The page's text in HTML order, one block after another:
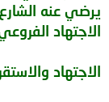
يرضي عنه
الاجتهاد
الاجتهاد